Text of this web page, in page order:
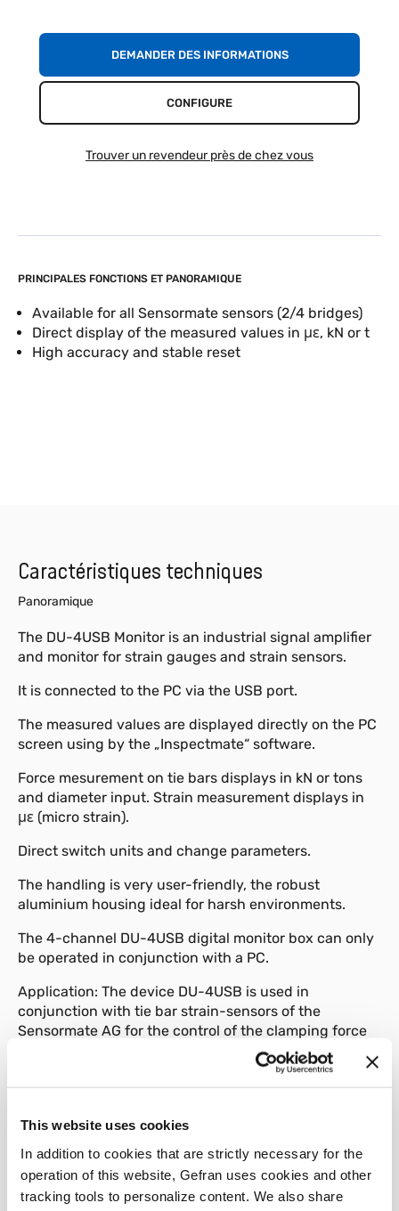
This website uses cookies
In addition to cookies that are strictly necessary for the
operation of this website, Gefran uses cookies and other
tracking tools to personalize content. We also share
PRINCIPALES FONCTIONS ET PANORAMIQUE
Available for all Sensormate sensors (2/4 bridges)
Direct display of the measured values in με, kN or t
High accuracy and stable reset
DEMANDER DES INFORMATIONS
CONFIGURE
Trouver un revendeur près de chez vous
Caractéristiques techniques
Panoramique
The DU-4USB Monitor is an industrial signal amplifier
and monitor for strain gauges and strain sensors.
It is connected to the PC via the USB port.
The measured values are displayed directly on the PC
screen using by the „Inspectmate“ software.
Force mesurement on tie bars displays in kN or tons
and diameter input. Strain measurement displays in
με (micro strain).
Direct switch units and change parameters.
The handling is very user-friendly, the robust
aluminium housing ideal for harsh environments.
The 4-channel DU-4USB digital monitor box can only
be operated in conjunction with a PC.
Application: The device DU-4USB is used in
conjunction with tie bar strain-sensors of the
Sensormate AG for the control of the clamping force
on presses, injection-moulding and die-casting
01 Description